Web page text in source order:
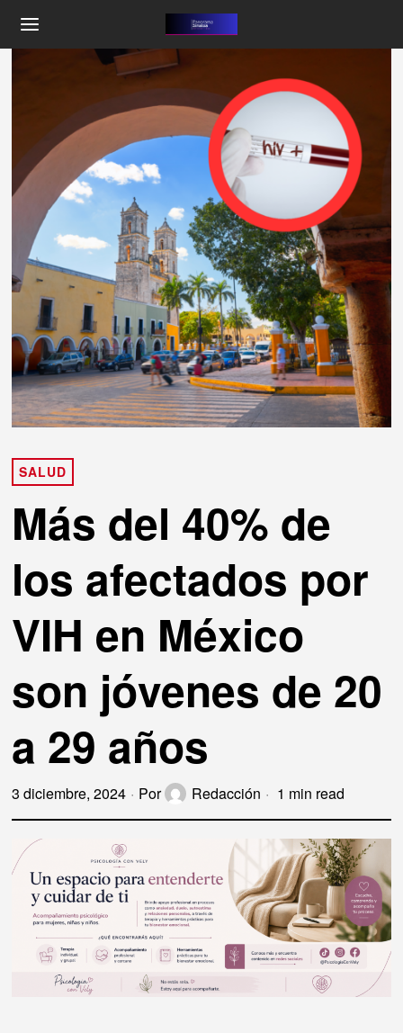
SALUD
Más del 40% de
los afectados por
VIH en México
son jóvenes de 20
a 29 años
3 diciembre, 2024 Por Redacción 1 min read